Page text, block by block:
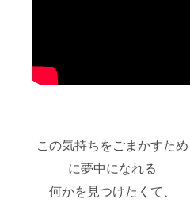
この気持ちをごまかすため
に夢中になれる
何かを見つけたくて、